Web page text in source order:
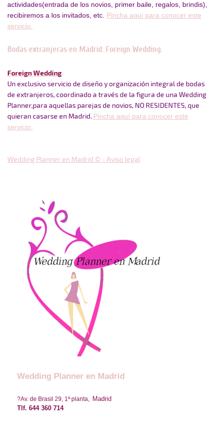
actividades(entrada de los novios, primer baile, regalos, brindis),
recibiremos a los invitados, etc. Pincha aquí para conocer este
servicio.
Bodas extranjeras en Madrid. Foreign Wedding.
Foreign Wedding
Un exclusivo servicio de diseño y organización integral de bodas
de extranjeros, coordinado a través de la figura de una Wedding
Planner,para aquellas parejas de novios, NO RESIDENTES, que
quieran casarse en Madrid. Pincha aquí para conocer este
servicio.
Wedding Planner en Madrid © - Aviso legal
Wedding Planner en Madrid
?Av. de Brasil 29, 1ª planta, Madrid
Tlf. 644 360 714